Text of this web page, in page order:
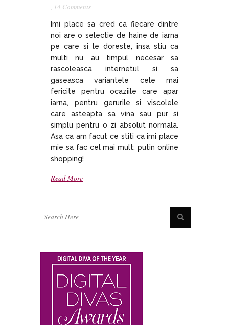
, 14 Comments
Imi place sa cred ca fiecare dintre
noi are o selectie de haine de iarna
pe care si le doreste, insa stiu ca
multi nu au timpul necesar sa
rascoleasca internetul si sa
gaseasca variantele cele mai
fericite pentru ocaziile care apar
iarna, pentru gerurile si viscolele
care asteapta sa vina sau pur si
simplu pentru o zi absolut normala.
Asa ca am facut ce stiti ca imi place
mie sa fac cel mai mult: putin online
shopping!
Read More